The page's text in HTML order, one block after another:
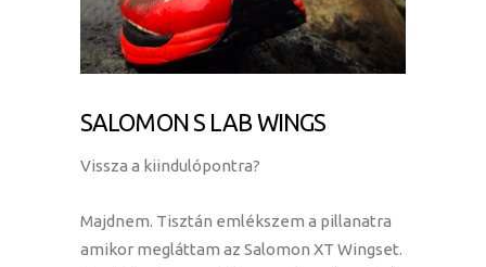
SALOMON S LAB WINGS
Vissza a kiindulópontra?
Majdnem. Tisztán emlékszem a pillanatra
amikor megláttam az Salomon XT Wingset.